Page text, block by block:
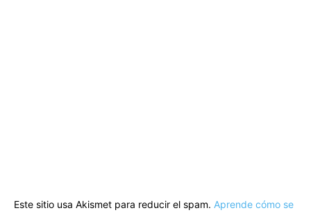
Este sitio usa Akismet para reducir el spam. Aprende cómo se